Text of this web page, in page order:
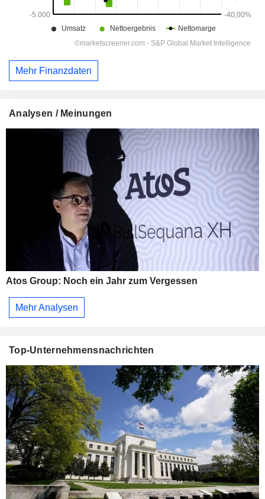
Mehr Finanzdaten
Analysen / Meinungen
Atos Group: Noch ein Jahr zum Vergessen
Mehr Analysen
Top-Unternehmensnachrichten